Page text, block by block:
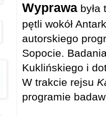
Wyprawa
pętli wokół
autorskiego
Sopocie.
Kuklińskiego i
W trakcie rejsu
programie